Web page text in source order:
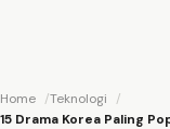
Home
Teknologi
15 Drama Korea Paling